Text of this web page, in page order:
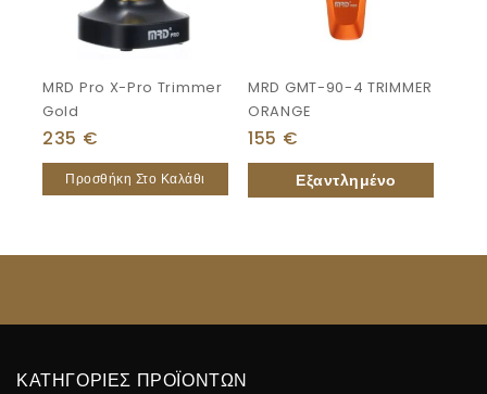
MRD Pro X-Pro Trimmer
Gold
235 €
Προσθήκη Στο Καλάθι
MRD GMT-90-4 TRIMMER
ORANGE
155 €
ΚΑΤΗΓΟΡΙΕΣ ΠΡΟΪΟΝΤΩΝ